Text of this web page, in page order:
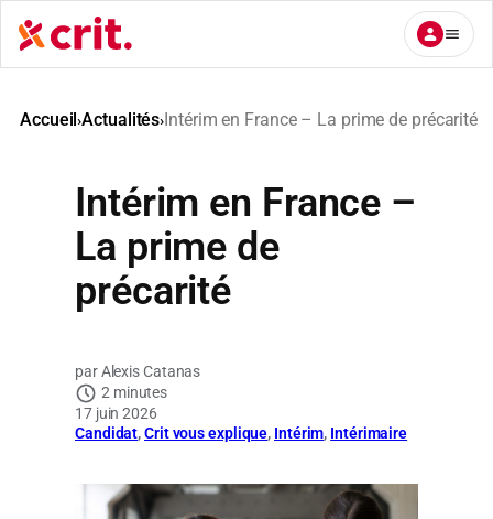
Aller
au
contenu
Accueil›Actualités›Intérim en France – La prime de précarité
Intérim en France –
La prime de
précarité
Alexis Catanas
2 minutes
17 juin 2026
Candidat, Crit vous explique, Intérim, Intérimaire